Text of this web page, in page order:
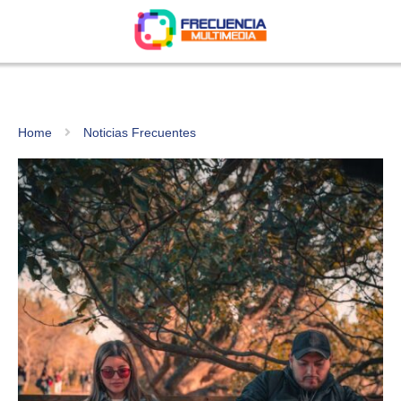
Home Noticias Frecuentes